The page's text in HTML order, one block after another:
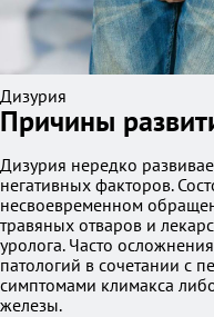
Дизурия
Причины
Дизурия нередко
негативных факторов.
несвоевременном
травяных отваров и
уролога. Часто
патологий в сочетании с
симптомами климакса
железы.